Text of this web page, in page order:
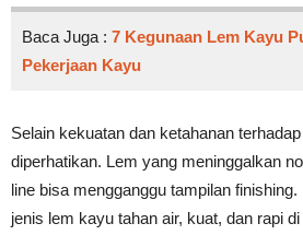
Baca Juga : 7 Kegunaan Lem Kayu
Pekerjaan Kayu
Selain kekuatan dan ketahanan
diperhatikan. Lem yang meninggalkan
line bisa mengganggu tampilan
jenis lem kayu tahan air, kuat, dan rapi